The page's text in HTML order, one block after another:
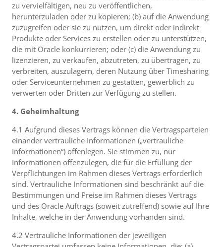
zu vervielfältigen, neu zu veröffentlichen,
herunterzuladen oder zu kopieren; (b) auf die Anwendung
zuzugreifen oder sie zu nutzen, um direkt oder indirekt
Produkte oder Services zu erstellen oder zu unterstützen,
die mit Oracle konkurrieren; oder (c) die Anwendung zu
lizenzieren, zu verkaufen, abzutreten, zu übertragen, zu
verbreiten, auszulagern, deren Nutzung über Timesharing
oder Serviceunternehmen zu gestatten, gewerblich zu
verwerten oder Dritten zur Verfügung zu stellen.
4. Geheimhaltung
4.1 Aufgrund dieses Vertrags können die Vertragsparteien
einander vertrauliche Informationen („vertrauliche
Informationen“) offenlegen. Sie stimmen zu, nur
Informationen offenzulegen, die für die Erfüllung der
Verpflichtungen im Rahmen dieses Vertrags erforderlich
sind. Vertrauliche Informationen sind beschränkt auf die
Bestimmungen und Preise im Rahmen dieses Vertrags
und des Oracle Auftrags (soweit zutreffend) sowie auf Ihre
Inhalte, welche in der Anwendung vorhanden sind.
4.2 Vertrauliche Informationen der jeweiligen